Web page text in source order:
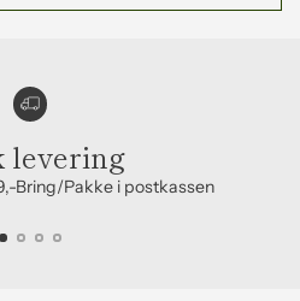
levering
Bring/Pakke i postkassen